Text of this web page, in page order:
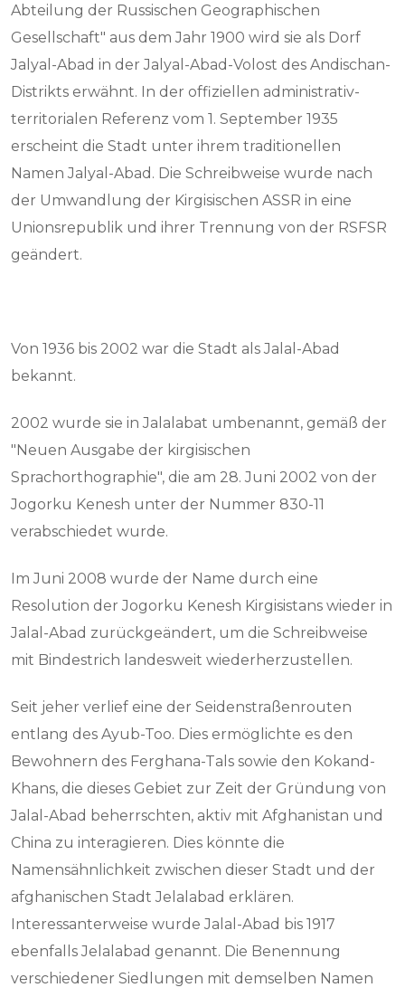
Abteilung der Russischen Geographischen
Gesellschaft" aus dem Jahr 1900 wird sie als Dorf
Jalyal-Abad in der Jalyal-Abad-Volost des Andischan-
Distrikts erwähnt. In der offiziellen administrativ-
territorialen Referenz vom 1. September 1935
erscheint die Stadt unter ihrem traditionellen
Namen Jalyal-Abad. Die Schreibweise wurde nach
der Umwandlung der Kirgisischen ASSR in eine
Unionsrepublik und ihrer Trennung von der RSFSR
geändert.
Von 1936 bis 2002 war die Stadt als Jalal-Abad
bekannt.
2002 wurde sie in Jalalabat umbenannt, gemäß der
"Neuen Ausgabe der kirgisischen
Sprachorthographie", die am 28. Juni 2002 von der
Jogorku Kenesh unter der Nummer 830-11
verabschiedet wurde.
Im Juni 2008 wurde der Name durch eine
Resolution der Jogorku Kenesh Kirgisistans wieder in
Jalal-Abad zurückgeändert, um die Schreibweise
mit Bindestrich landesweit wiederherzustellen.
Seit jeher verlief eine der Seidenstraßenrouten
entlang des Ayub-Too. Dies ermöglichte es den
Bewohnern des Ferghana-Tals sowie den Kokand-
Khans, die dieses Gebiet zur Zeit der Gründung von
Jalal-Abad beherrschten, aktiv mit Afghanistan und
China zu interagieren. Dies könnte die
Namensähnlichkeit zwischen dieser Stadt und der
afghanischen Stadt Jelalabad erklären.
Interessanterweise wurde Jalal-Abad bis 1917
ebenfalls Jelalabad genannt. Die Benennung
verschiedener Siedlungen mit demselben Namen